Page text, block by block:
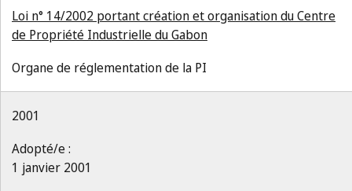
Loi n° 14/2002 portant création et organisation du Centre
de Propriété Industrielle du Gabon
Organe de réglementation de la PI
2001
Adopté/e :
1 janvier 2001